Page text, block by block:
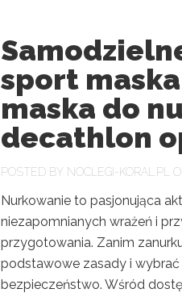
sport
maska do
decathlon
POSTED BY NOCLEGI-KORAL.PL
Nurkowanie to pasjonująca
niezapomnianych wrażeń i
przygotowania. Zanim
podstawowe zasady i
bezpieczeństwo. Wśród